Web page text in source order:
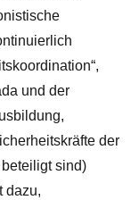
und der
der
sind)
dazu,